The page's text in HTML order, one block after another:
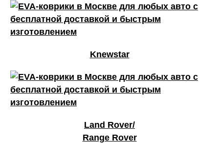
Knewstar
Land Rover/
Range Rover